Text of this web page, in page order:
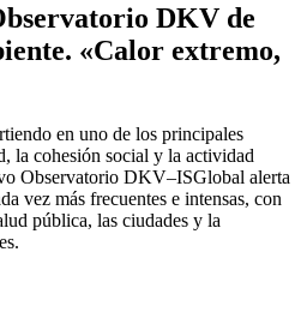
DKV de
«Calor extremo,
en uno de los principales
la cohesión social y la actividad
Observatorio DKV–ISGlobal alerta
vez más frecuentes e intensas, con
pública, las ciudades y la